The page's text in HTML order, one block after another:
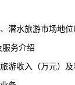
旅游市场地位
务介绍
入（万元）及